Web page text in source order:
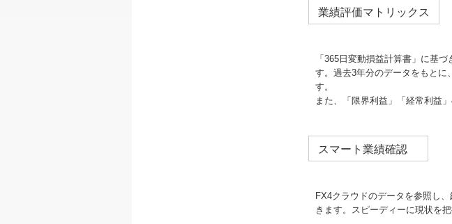
業績評価マトリックス
「365⽇変動損益計算書」に基
す。過去3年分のデータをもとに
す。
また、「限界利益」「経常利益
スマート業績確認
FX4クラウドのデータを参照し
きます。スピーディーに現状を